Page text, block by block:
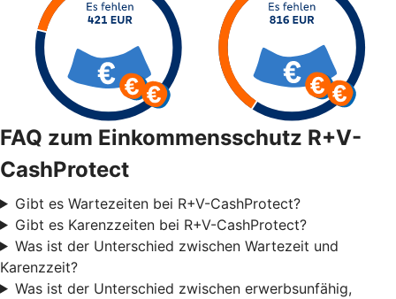
FAQ zum Einkommensschutz R+V-
CashProtect
Gibt es Wartezeiten bei R+V-CashProtect?
Gibt es Karenzzeiten bei R+V-CashProtect?
Was ist der Unterschied zwischen Wartezeit und
Karenzzeit?
Was ist der Unterschied zwischen erwerbsunfähig,